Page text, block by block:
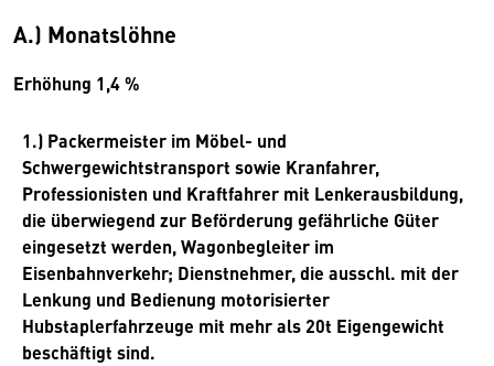
A.) Monatslöhne
Erhöhung 1,4 %
1.) Packermeister im Möbel- und
Schwergewichtstransport sowie Kranfahrer,
Professionisten und Kraftfahrer mit Lenkerausbildung,
die überwiegend zur Beförderung gefährliche Güter
eingesetzt werden, Wagonbegleiter im
Eisenbahnverkehr; Dienstnehmer, die ausschl. mit der
Lenkung und Bedienung motorisierter
Hubstaplerfahrzeuge mit mehr als 20t Eigengewicht
beschäftigt sind.